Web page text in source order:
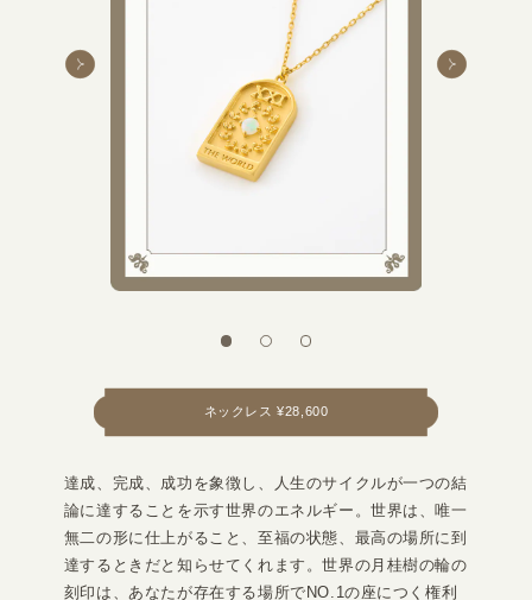
達成、完成、成功を象徴し、人生のサイクルが一つの結
論に達することを示す世界のエネルギー。世界は、唯一
無二の形に仕上がること、至福の状態、最高の場所に到
達するときだと知らせてくれます。世界の月桂樹の輪の
刻印は、あなたが存在する場所でNO.1の座につく権利
ネックレス ¥28,600